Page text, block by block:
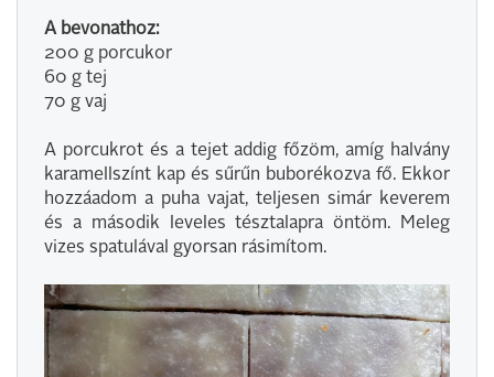
A bevonathoz:
200 g porcukor
60 g tej
70 g vaj
A porcukrot és a tejet addig főzöm, amíg halvány
karamellszínt kap és sűrűn buborékozva fő. Ekkor
hozzáadom a puha vajat, teljesen simár keverem
és a második leveles tésztalapra öntöm. Meleg
vizes spatulával gyorsan rásimítom.